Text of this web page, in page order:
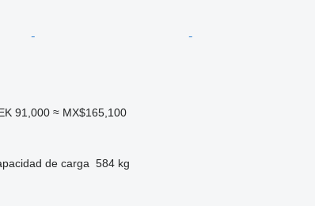
91,000 ≈ MX$165,100
de carga 584 kg